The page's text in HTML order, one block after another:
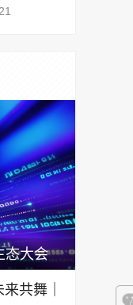
态大会
共舞｜